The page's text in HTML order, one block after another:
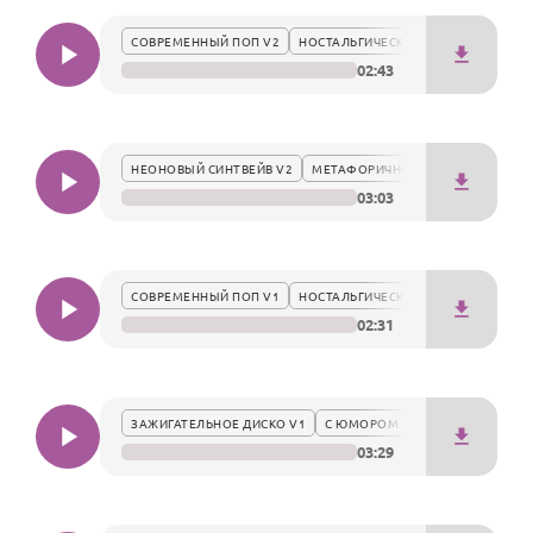
СОВРЕМЕННЫЙ ПОП V2 НОСТАЛЬГИЧЕСКИ
02:43
НЕОНОВЫЙ СИНТВЕЙВ V2 МЕТАФОРИЧНО
03:03
СОВРЕМЕННЫЙ ПОП V1 НОСТАЛЬГИЧЕСКИ
02:31
ЗАЖИГАТЕЛЬНОЕ ДИСКО V1 С ЮМОРОМ
03:29